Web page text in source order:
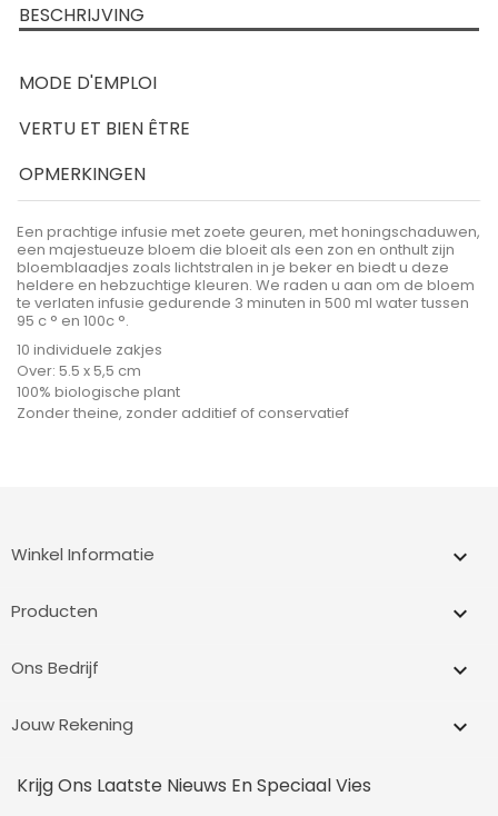
BESCHRIJVING
MODE D'EMPLOI
VERTU ET BIEN ÊTRE
OPMERKINGEN
Een prachtige infusie met zoete geuren, met honingschaduwen,
een majestueuze bloem die bloeit als een zon en onthult zijn
bloemblaadjes zoals lichtstralen in je beker en biedt u deze
heldere en hebzuchtige kleuren. We raden u aan om de bloem
te verlaten infusie gedurende 3 minuten in 500 ml water tussen
95 c ° en 100c °.
10 individuele zakjes
Over: 5.5 x 5,5 cm
100% biologische plant
Zonder theine, zonder additief of conservatief
Winkel Informatie keyboard_arrow_down
Producten 
Ons Bedrijf 
Jouw Rekening 
Krijg Ons Laatste Nieuws En Speciaal Vies